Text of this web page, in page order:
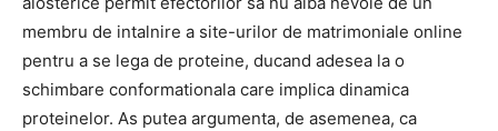
membru de intalnire a site-urilor de matrimoniale online
pentru a se lega de proteine, ducand adesea la o
schimbare conformationala care implica dinamica
proteinelor. As putea argumenta, de asemenea, ca